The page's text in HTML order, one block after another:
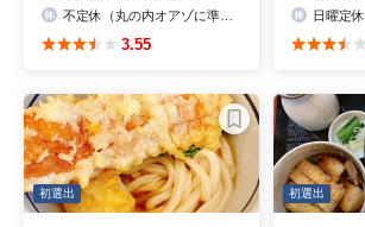
3.55
日曜定休
初選出 初選出